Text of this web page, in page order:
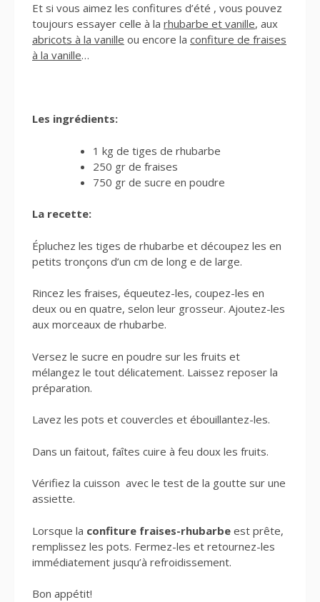
Et si vous aimez les confitures d’été , vous pouvez
toujours essayer celle à la rhubarbe et vanille, aux
abricots à la vanille ou encore la confiture de fraises
à la vanille…
Les ingrédients:
1 kg de tiges de rhubarbe
250 gr de fraises
750 gr de sucre en poudre
La recette:
Épluchez les tiges de rhubarbe et découpez les en
petits tronçons d’un cm de long e de large.
Rincez les fraises, équeutez-les, coupez-les en
deux ou en quatre, selon leur grosseur. Ajoutez-les
aux morceaux de rhubarbe.
Versez le sucre en poudre sur les fruits et
mélangez le tout délicatement. Laissez reposer la
préparation.
Lavez les pots et couvercles et ébouillantez-les.
Dans un faitout, faîtes cuire à feu doux les fruits.
Vérifiez la cuisson avec le test de la goutte sur une
assiette.
Lorsque la confiture fraises-rhubarbe est prête,
remplissez les pots. Fermez-les et retournez-les
immédiatement jusqu’à refroidissement.
Bon appétit!